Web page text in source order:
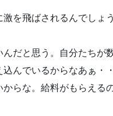
を飛ばされるんでしょ
だと思う。自分たちが
んでいるからなあぁ・
らな。給料がもらえる